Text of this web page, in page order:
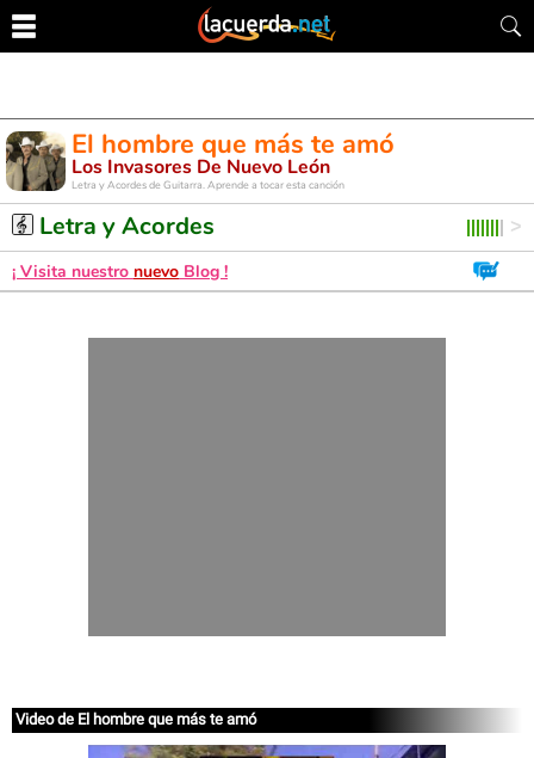
El hombre que más te amó
Los Invasores De Nuevo León
Letra y Acordes de Guitarra. Aprende a tocar esta canción
Letra y Acordes
¡ Visita nuestro nuevo Blog !
Video de El hombre que más te amó